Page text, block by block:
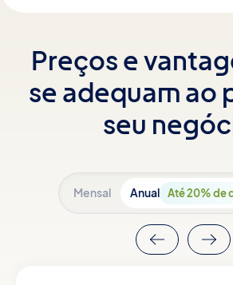
Preços e
se adequam ao
seu
Mensal Anual Até 20% de